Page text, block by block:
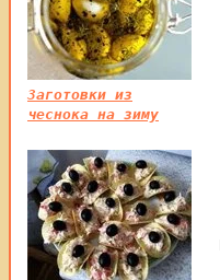
Заготовки из
чеснока на зиму